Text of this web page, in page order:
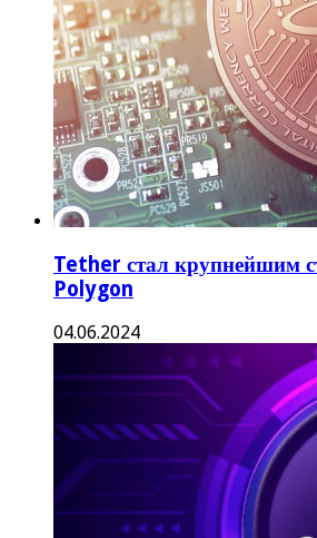
Tether стал крупнейшим
Polygon
04.06.2024